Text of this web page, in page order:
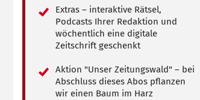
Extras – interaktive Rätsel,
Podcasts Ihrer Redaktion und
wöchentlich eine digitale
Zeitschrift geschenkt
Aktion "Unser Zeitungswald" – bei
Abschluss dieses Abos pflanzen
wir einen Baum im Harz